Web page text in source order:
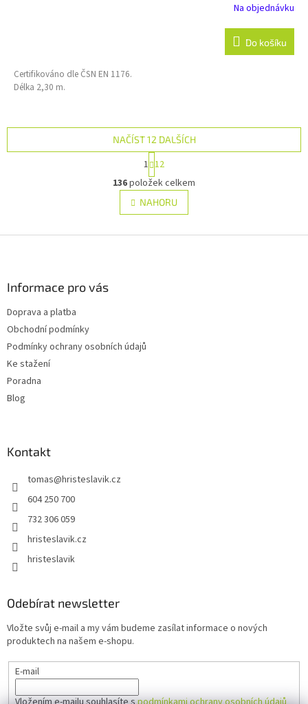
Na objednávku
Do košíku
Certifikováno dle ČSN EN 1176.
Délka 2,30 m.
O
v
l
á
NAČÍST 12 DALŠÍCH
S
t
r
á
n
k
v
1 12
136položek celkem
NAHORU
Informace pro vás
Doprava a platba
Obchodní podmínky
Podmínky ochrany osobních údajů
Ke stažení
Poradna
Blog
Kontakt
tomas@hristeslavik.cz
604 250 700
732 306 059
hristeslavik.cz
hristeslavik
Odebírat newsletter
Vložte svůj e-mail a my vám budeme zasílat informace o nových
produktech na našem e-shopu.
E-mail